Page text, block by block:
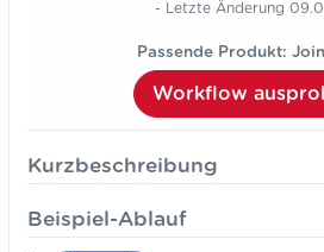
Projektmanagement
Marketing
Vertrieb
- Letzte Änderung
Passende Produkt:
Workflow
Kurzbeschreibung
Beispiel-Ablauf